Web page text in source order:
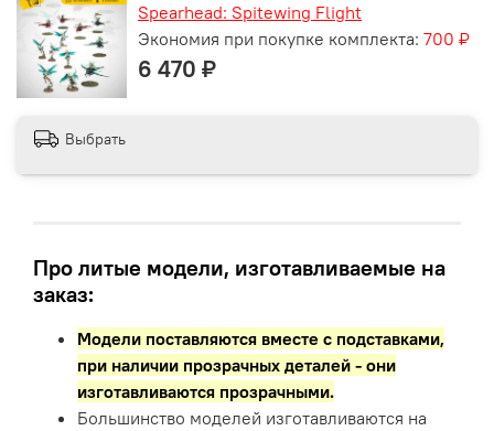
Выбрать
Spearhead: Spitewing Flight
Экономия при покупке комплекта: 700 ₽
6 470 ₽
Про литые модели, изготавливаемые на
заказ:
Модели поставляются вместе с подставками,
при наличии прозрачных деталей - они
изготавливаются прозрачными.
Большинство моделей изготавливаются на